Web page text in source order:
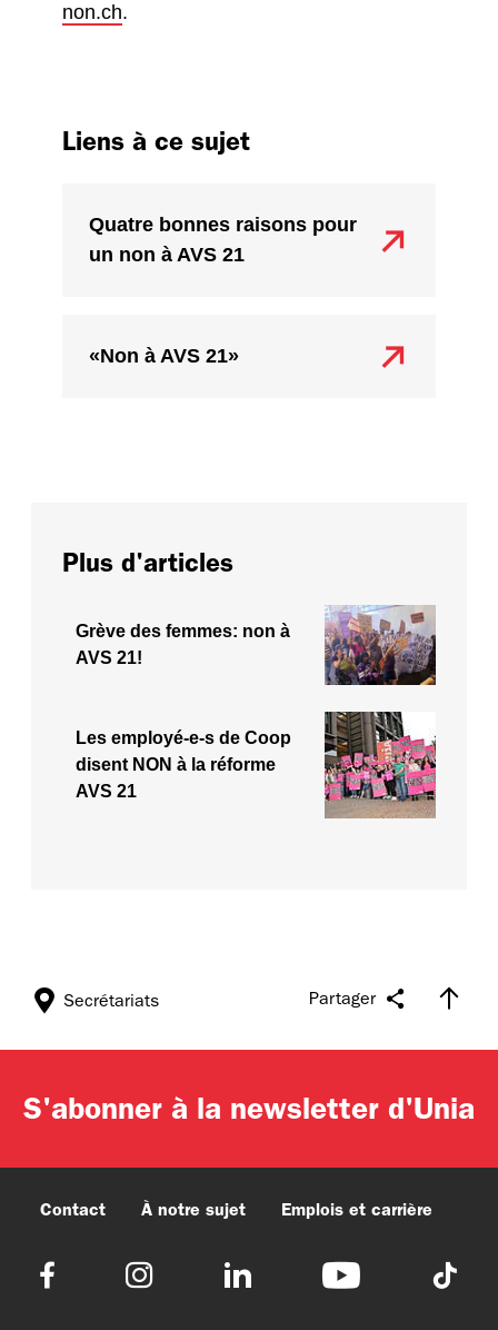
non.ch.
Liens à ce sujet
Quatre bonnes raisons pour
un non à AVS 21
«Non à AVS 21»
Plus d'articles
Grève des femmes: non à
AVS 21!
Les employé-e-s de Coop
disent NON à la réforme
AVS 21
Partager
Secrétariats
S'abonner à la newsletter d'Unia
Contact À notre sujet Emplois et carrière